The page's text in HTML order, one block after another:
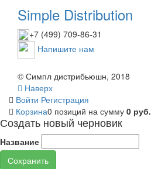
Simple Distribution
+7 (499) 709-86-31
Напишите нам
© Симпл дистрибьюшн, 2018
Наверх
Войти Регистрация
Корзина0 позиций на сумму 0 руб.
Создать новый черновик
Название
Сохранить